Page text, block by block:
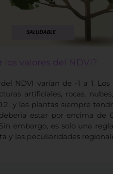
los valores del NDVI?
NDVI varían de -1 a 1.
artificiales, rocas,
y las plantas siempre
estar por encima de
embargo, es solo una
y las peculiaridades